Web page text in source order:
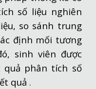
số liệu nghiên
so sánh trung
định mối tương
sinh viên được
quả phân tích số
quả .